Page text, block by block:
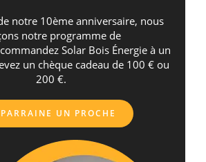
notre 10ème anniversaire, nous
notre programme de
Solar Bois Énergie à un
un chèque cadeau de 100 € ou
200 €.
UN PROCHE